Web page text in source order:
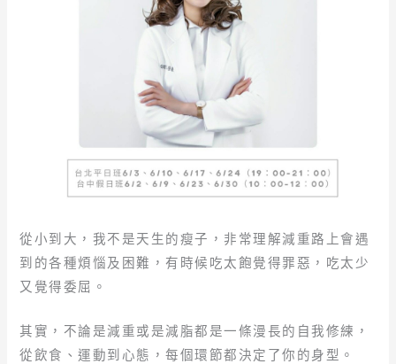
從小到大，我不是天生的瘦子，非常理解減重路上會遇
到的各種煩惱及困難，有時候吃太飽覺得罪惡，吃太少
又覺得委屈。
其實，不論是減重或是減脂都是一條漫長的自我修練，
從飲食、運動到心態，每個環節都決定了你的身型。